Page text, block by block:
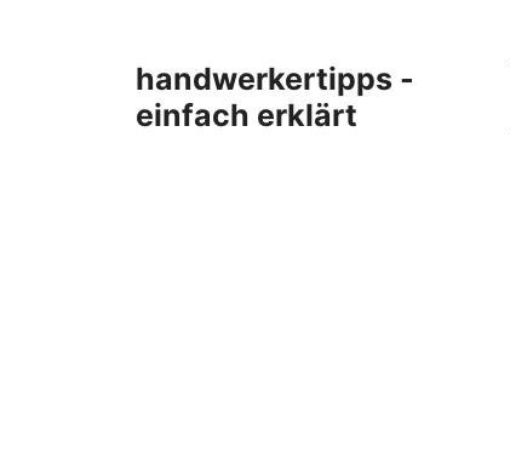
handwerkertipps -
einfach erklärt